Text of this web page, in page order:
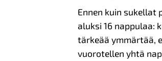
Ennen kuin sukellat
aluksi 16 nappulaa:
tärkeää ymmärtää,
vuorotellen yhtä